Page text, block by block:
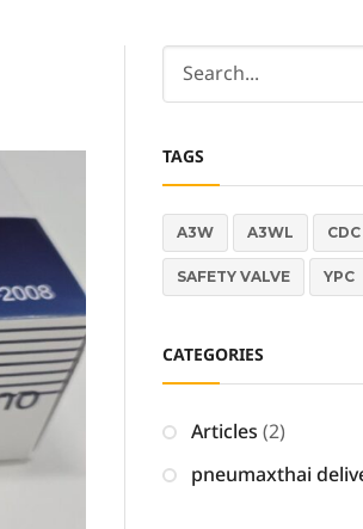
TAGS
A3W A3WL CDC
SAFETY VALVE YPC
CATEGORIES
Articles (2)
pneumaxthai